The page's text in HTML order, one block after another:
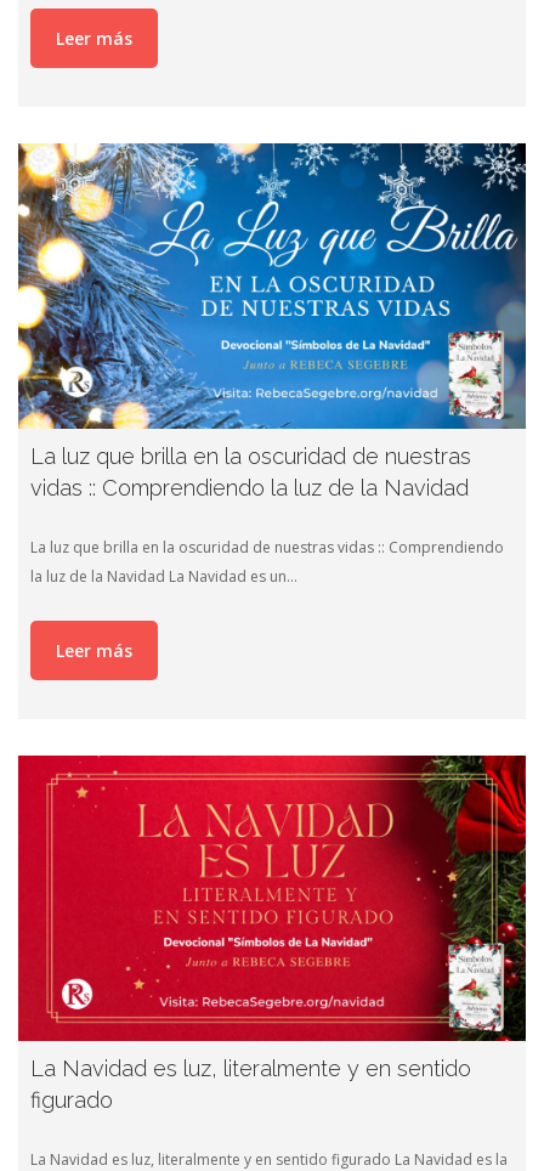
Leer más
La luz que brilla en la oscuridad de nuestras
vidas :: Comprendiendo la luz de la Navidad
La luz que brilla en la oscuridad de nuestras vidas :: Comprendiendo
la luz de la Navidad La Navidad es un…
Leer más
La Navidad es luz, literalmente y en sentido
figurado
La Navidad es luz, literalmente y en sentido figurado La Navidad es la